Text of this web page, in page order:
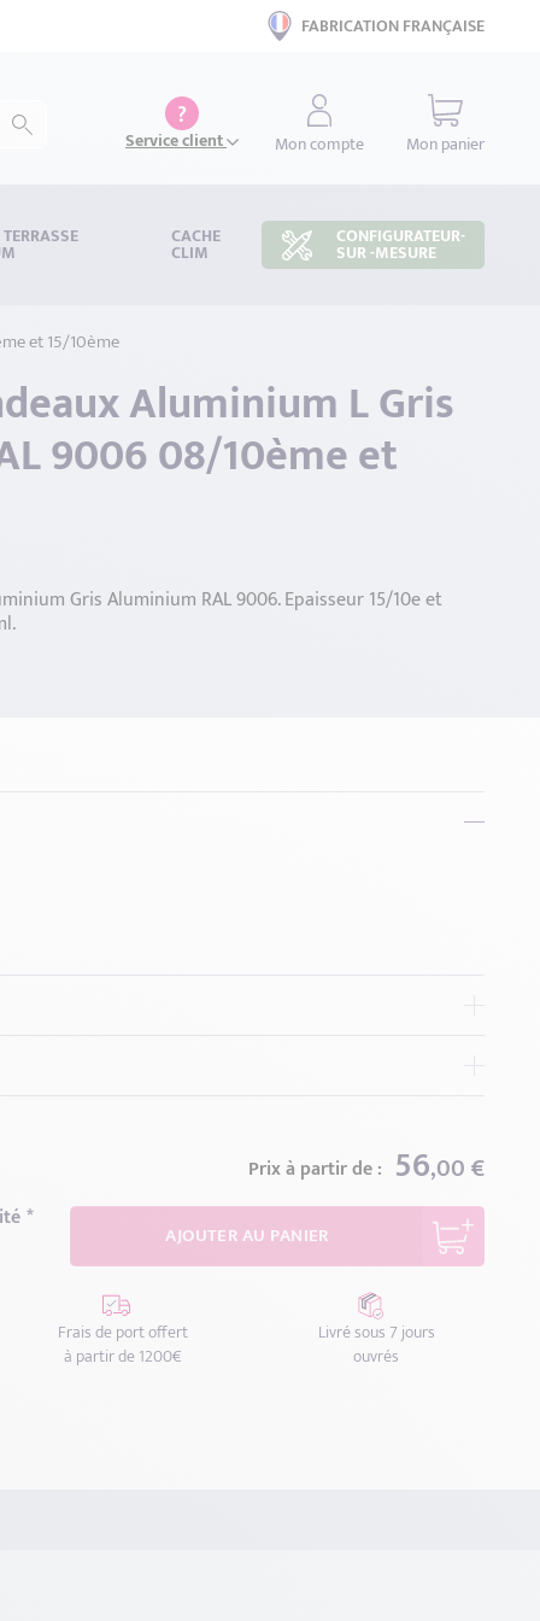
FABRICATION FRANÇAISE
?
Service client Mon compte Mon panier
CACHE
CLIM
CONFIGURATEUR-
SUR -MESURE
et 15/10ème
Aluminium L Gris
9006 08/10ème et
Gris Aluminium RAL 9006. Epaisseur 15/10e et
Prix à partir de : 56,00 €
AJOUTER AU PANIER
Frais de port offert
à partir de 1200€
Livré sous 7 jours
ouvrés